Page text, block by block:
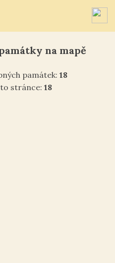
na mapě
památek: 18
stránce: 18